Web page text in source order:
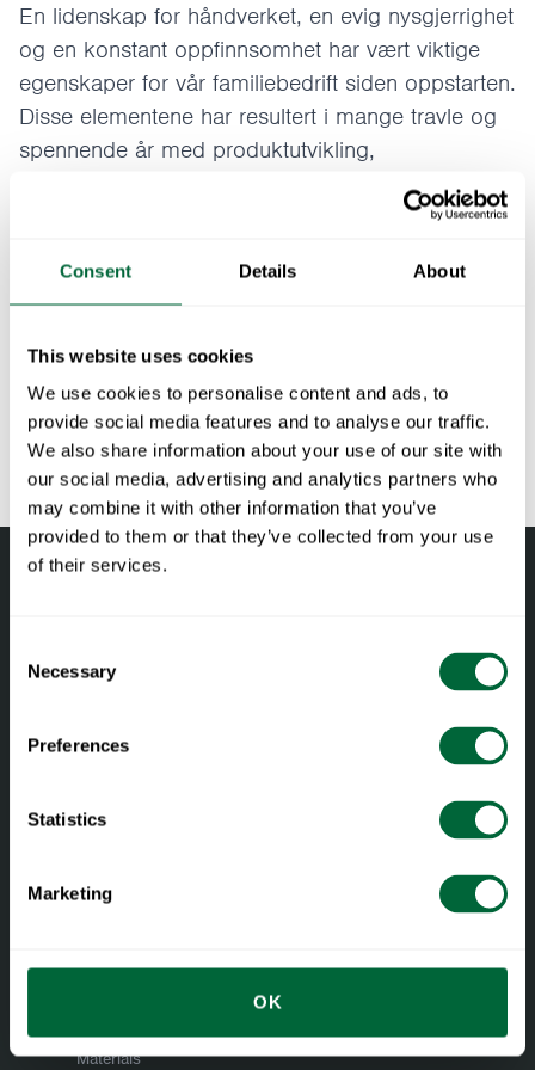
Consent Details About
This website uses cookies
We use cookies to personalise content and ads, to
provide social media features and to analyse our traffic.
We also share information about your use of our site with
our social media, advertising and analytics partners who
may combine it with other information that you’ve
provided to them or that they’ve collected from your use
of their services.
Selection
Necessary
Preferences
Statistics
Marketing
OK
En lidenskap for håndverket, en evig nysgjerrighet
og en konstant oppfinnsomhet har vært viktige
egenskaper for vår familiebedrift siden oppstarten.
Disse elementene har resultert i mange travle og
spennende år med produktutvikling,
moderniseringer og en rekke innovasjoner.
Mange timer ved tegnebordet, lange kvelder i
designere har resultert i en lang rekke produkter i
designere, bl.a. Andreas Engesvik, Jonas Bohlin,
Carl Hörvik, Rune Monö og Nisse Strinning, har
satt sine signaturer på møbler fra Grythyttan
Stålmöbler.
Materials